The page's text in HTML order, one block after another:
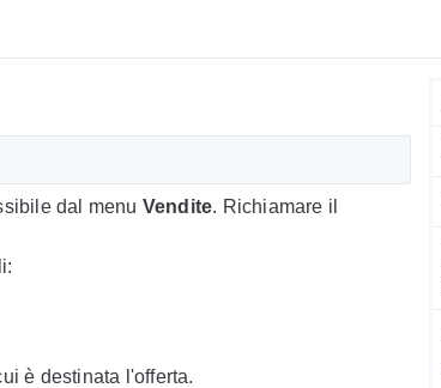
dal menu Vendite. Richiamare il
è destinata l'offerta.